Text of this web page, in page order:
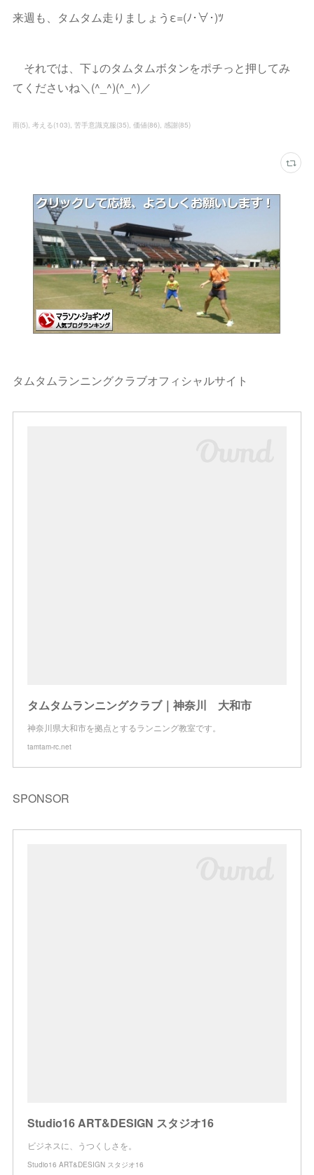
来週も、タムタム走りましょうε=(ﾉ･∀･)ﾂ
それでは、下↓のタムタムボタンをポチっと押してみ
てくださいね＼(^_^)(^_^)／
雨(5) 考える(103) 苦手意識克服(35) 価値(86) 感謝(85)
タムタムランニングクラブオフィシャルサイト
タムタムランニングクラブ｜神奈川 大和市
神奈川県大和市を拠点とするランニング教室です。
tamtam-rc.net
SPONSOR
Studio16 ART&DESIGN スタジオ16
ビジネスに、うつくしさを。
Studio16 ART&DESIGN スタジオ16